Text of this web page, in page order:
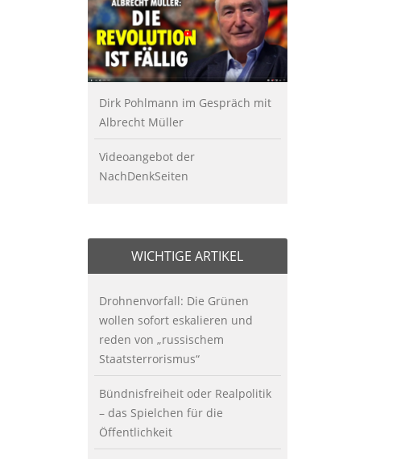
Dirk Pohlmann im Gespräch mit
Albrecht Müller
Videoangebot der
NachDenkSeiten
WICHTIGE ARTIKEL
Drohnenvorfall: Die Grünen
wollen sofort eskalieren und
reden von „russischem
Staatsterrorismus“
Bündnisfreiheit oder Realpolitik
– das Spielchen für die
Öffentlichkeit